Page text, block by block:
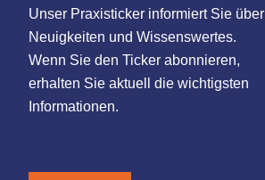
Unser Praxisticker informiert Sie über
Neuigkeiten und Wissenswertes.
Wenn Sie den Ticker abonnieren,
erhalten Sie aktuell die wichtigsten
Informationen.